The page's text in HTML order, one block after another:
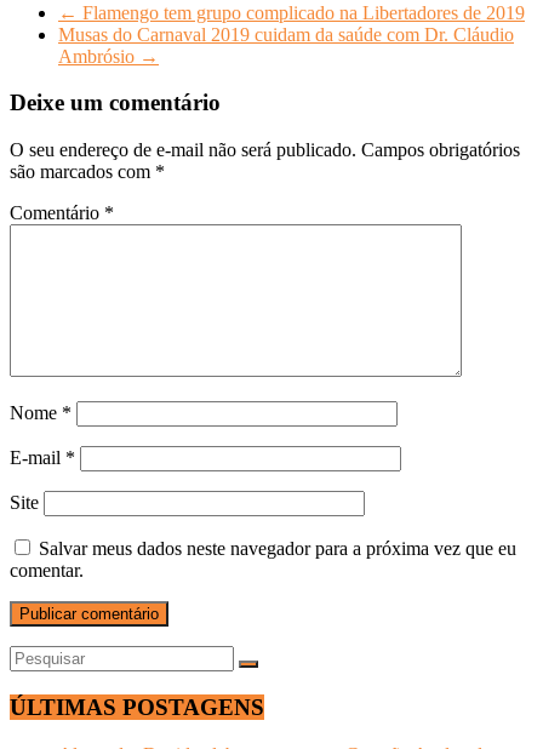
← Flamengo tem grupo complicado na Libertadores de 2019
Musas do Carnaval 2019 cuidam da saúde com Dr. Cláudio
Ambrósio →
Deixe um comentário
O seu endereço de e-mail não será publicado. Campos obrigatórios
são marcados com *
Comentário *
Nome *
E-mail *
Site
Salvar meus dados neste navegador para a próxima vez que eu
comentar.
ÚLTIMAS POSTAGENS